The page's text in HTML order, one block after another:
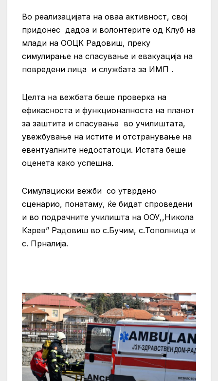
Во реализацијата на оваа активност, свој
придонес дадоа и волонтерите од Клуб на
млади на ООЦК Радовиш, преку
симулирање на спасување и евакуација на
повредени лица и службата за ИМП .
Целта на вежбата беше проверка на
ефикасноста и функционалноста на планот
за заштита и спасување во училиштата,
увежбување на истите и отстранување на
евентуалните недостатоци. Истата беше
оценета како успешна.
Симулациски вежби со утврдено
сценарио, понатаму, ќе бидат спроведени
и во подрачните училишта на ООУ,,Никола
Карев” Радовиш во с.Бучим, с.Тополница и
с. Прналија.